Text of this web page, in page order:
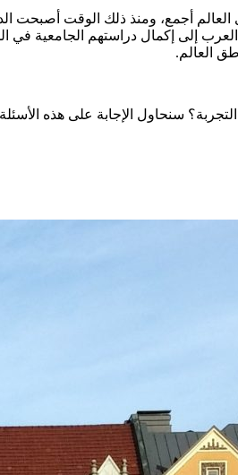
أجمع، ومنذ ذلك الوقت أصبحت
إلى إكمال دراستهم الجامعية في
العالم.
سنحاول الإجابة على هذه